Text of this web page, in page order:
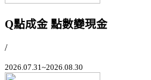
Q點成金 點數變現金
/
2026.07.31~2026.08.30